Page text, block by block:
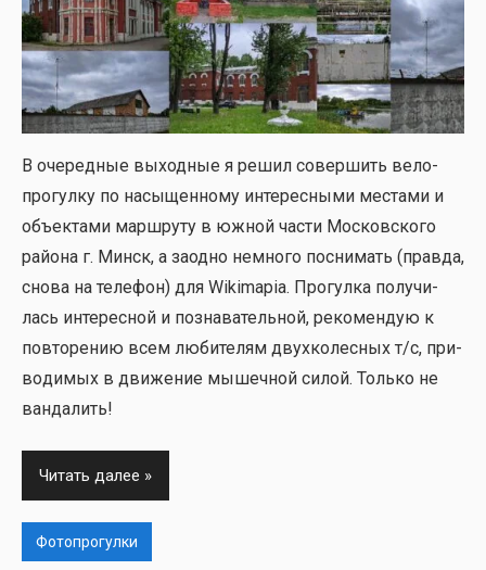
В оче­ред­ные выход­ные я решил совер­шить вело­
про­гул­ку по насы­щен­но­му инте­рес­ны­ми места­ми и
объ­ек­та­ми марш­ру­ту в южной части Мос­ков­ско­го
рай­о­на г. Минск, а заод­но немно­го посни­мать (прав­да,
сно­ва на теле­фон) для Wikimapia. Про­гул­ка полу­чи­
лась инте­рес­ной и позна­ва­тель­ной, реко­мен­дую к
повто­ре­нию всем люби­те­лям двух­ко­лес­ных т/с, при­
во­ди­мых в дви­же­ние мышеч­ной силой. Толь­ко не
ван­да­лить!
Читать далее
Фотопрогулки